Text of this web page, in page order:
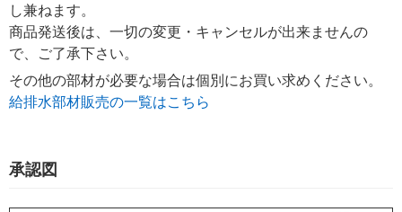
し兼ねます。
商品発送後は、一切の変更・キャンセルが出来ませんの
で、ご了承下さい。
その他の部材が必要な場合は個別にお買い求めください。
給排水部材販売の一覧はこちら
承認図